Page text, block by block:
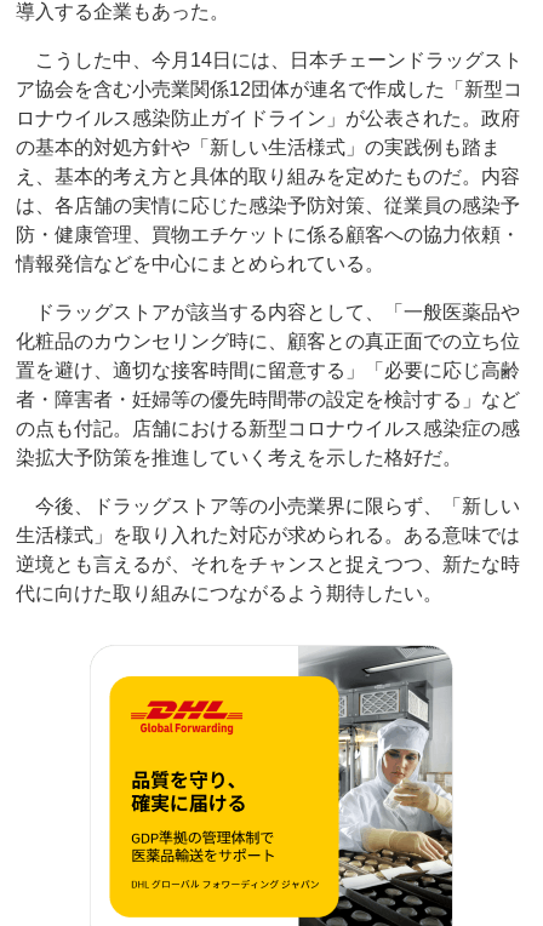
導入する企業もあった。
こうした中、今月14日には、日本チェーンドラッグスト
ア協会を含む小売業関係12団体が連名で作成した「新型コ
ロナウイルス感染防止ガイドライン」が公表された。政府
の基本的対処方針や「新しい生活様式」の実践例も踏ま
え、基本的考え方と具体的取り組みを定めたものだ。内容
は、各店舗の実情に応じた感染予防対策、従業員の感染予
防・健康管理、買物エチケットに係る顧客への協力依頼・
情報発信などを中心にまとめられている。
ドラッグストアが該当する内容として、「一般医薬品や
化粧品のカウンセリング時に、顧客との真正面での立ち位
置を避け、適切な接客時間に留意する」「必要に応じ高齢
者・障害者・妊婦等の優先時間帯の設定を検討する」など
の点も付記。店舗における新型コロナウイルス感染症の感
染拡大予防策を推進していく考えを示した格好だ。
今後、ドラッグストア等の小売業界に限らず、「新しい
生活様式」を取り入れた対応が求められる。ある意味では
逆境とも言えるが、それをチャンスと捉えつつ、新たな時
代に向けた取り組みにつながるよう期待したい。